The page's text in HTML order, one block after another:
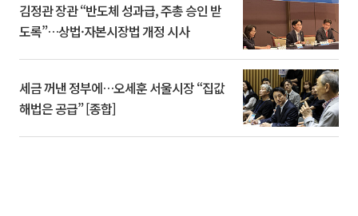
김정관 장관 “반도체 성과급, 주총 승인 받
도록”…상법·자본시장법 개정 시사
세금 꺼낸 정부에…오세훈 서울시장 “집값
해법은 공급” [종합]